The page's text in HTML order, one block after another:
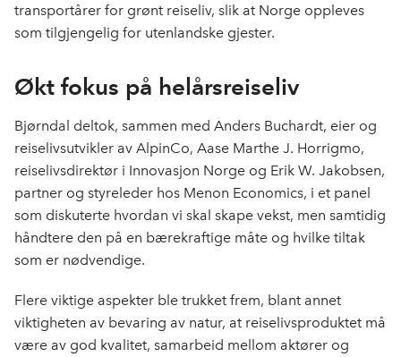
transportårer for grønt reiseliv, slik at Norge oppleves
som tilgjengelig for utenlandske gjester.
Økt fokus på helårsreiseliv
Bjørndal deltok, sammen med Anders Buchardt, eier og
reiselivsutvikler av AlpinCo, Aase Marthe J. Horrigmo,
reiselivsdirektør i Innovasjon Norge og Erik W. Jakobsen,
partner og styreleder hos Menon Economics, i et panel
som diskuterte hvordan vi skal skape vekst, men samtidig
håndtere den på en bærekraftige måte og hvilke tiltak
som er nødvendige.
Flere viktige aspekter ble trukket frem, blant annet
viktigheten av bevaring av natur, at reiselivsproduktet må
være av god kvalitet, samarbeid mellom aktører og